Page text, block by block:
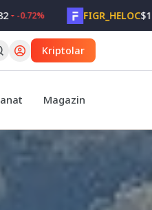
FIGR_HELOC$1.05
Kriptolar
Magazin